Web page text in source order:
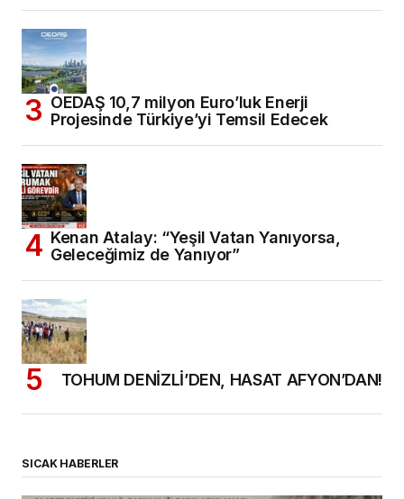
OEDAŞ 10,7 milyon Euro’luk Enerji
Projesinde Türkiye’yi Temsil Edecek
Kenan Atalay: “Yeşil Vatan Yanıyorsa,
Geleceğimiz de Yanıyor”
TOHUM DENİZLİ’DEN, HASAT AFYON’DAN!
SICAK HABERLER